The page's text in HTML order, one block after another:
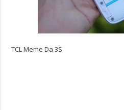
TCL Meme Da 3S